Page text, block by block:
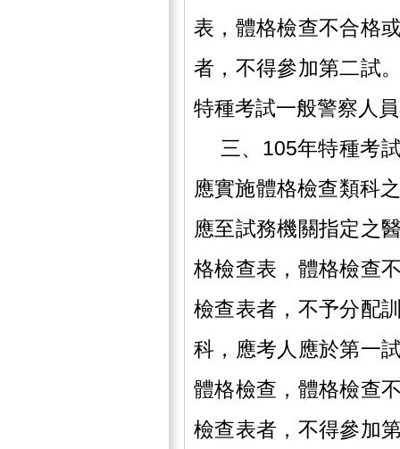
表，體格檢查不合格
者，不得參加第二試
特種考試一般警察人
三、105年特種考
應實施體格檢查類科
應至試務機關指定之
格檢查表，體格檢查
檢查表者，不予分配
科，應考人應於第一
體格檢查，體格檢查
檢查表者，不得參加